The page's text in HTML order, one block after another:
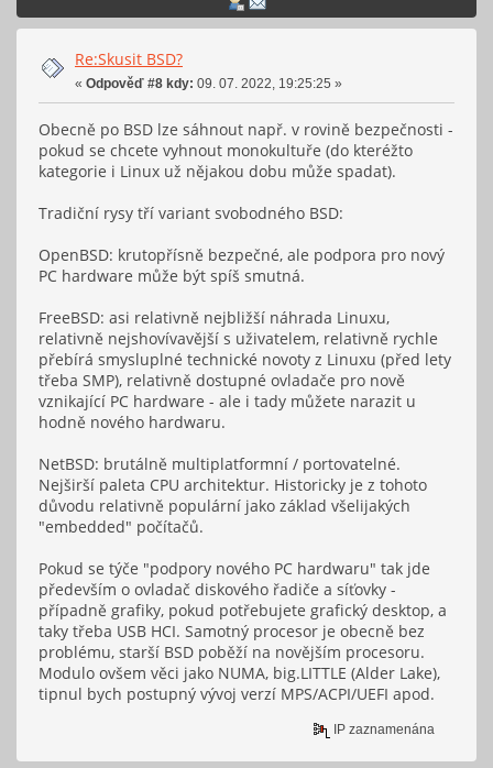
Re:Skusit BSD?
« Odpověď #8 kdy: 09. 07. 2022, 19:25:25 »
Obecně po BSD lze sáhnout např. v rovině bezpečnosti -
pokud se chcete vyhnout monokultuře (do kteréžto
kategorie i Linux už nějakou dobu může spadat).
Tradiční rysy tří variant svobodného BSD:
OpenBSD: krutopřísně bezpečné, ale podpora pro nový
PC hardware může být spíš smutná.
FreeBSD: asi relativně nejbližší náhrada Linuxu,
relativně nejshovívavější s uživatelem, relativně rychle
přebírá smysluplné technické novoty z Linuxu (před lety
třeba SMP), relativně dostupné ovladače pro nově
vznikající PC hardware - ale i tady můžete narazit u
hodně nového hardwaru.
NetBSD: brutálně multiplatformní / portovatelné.
Nejširší paleta CPU architektur. Historicky je z tohoto
důvodu relativně populární jako základ všelijakých
"embedded" počítačů.
Pokud se týče "podpory nového PC hardwaru" tak jde
především o ovladač diskového řadiče a síťovky -
případně grafiky, pokud potřebujete grafický desktop, a
taky třeba USB HCI. Samotný procesor je obecně bez
problému, starší BSD poběží na novějším procesoru.
Modulo ovšem věci jako NUMA, big.LITTLE (Alder Lake),
tipnul bych postupný vývoj verzí MPS/ACPI/UEFI apod.
IP zaznamenána